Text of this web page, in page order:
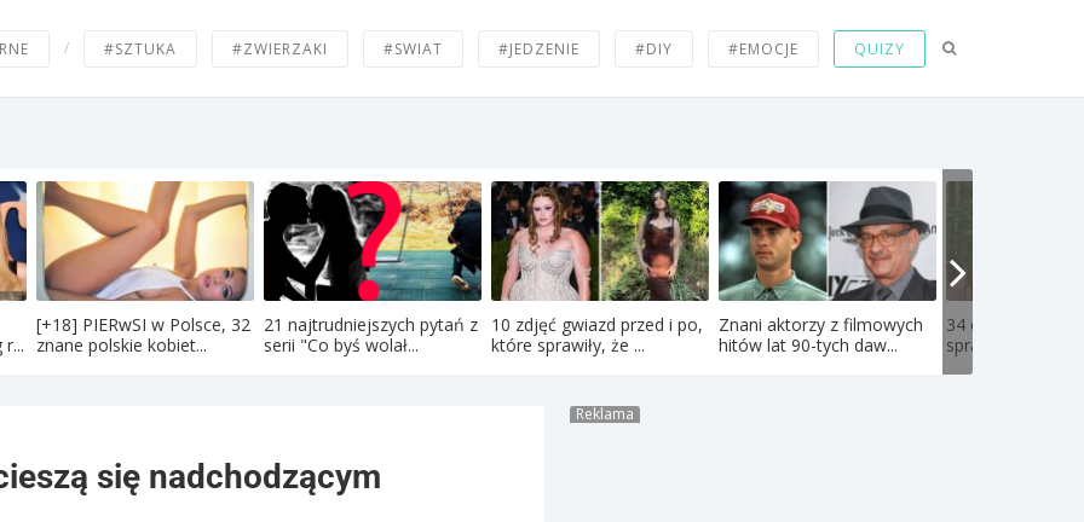
/ #SZTUKA #ZWIERZAKI #SWIAT #JEDZENIE #DIY #EMOCJE QUIZY
[+18] PIERwSI w Polsce, 32
znane polskie kobiet...
21 najtrudniejszych pytań z
serii "Co byś wolał...
10 zdjęć gwiazd przed i po,
które sprawiły, że ...
Znani aktorzy z filmowych
hitów lat 90-tych daw...
34 olbrzymie
sprawiają, że
się nadchodzącym
Reklama